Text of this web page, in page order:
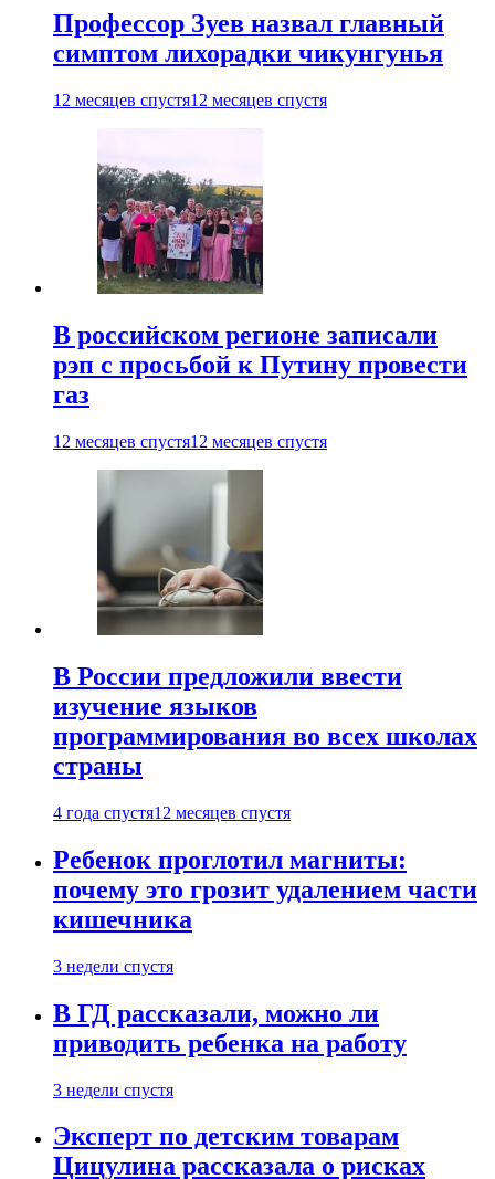
Профессор Зуев назвал главный
симптом лихорадки чикунгунья
12 месяцев спустя12 месяцев спустя
В российском регионе записали
рэп с просьбой к Путину провести
газ
12 месяцев спустя12 месяцев спустя
В России предложили ввести
изучение языков
программирования во всех школах
страны
4 года спустя12 месяцев спустя
Ребенок проглотил магниты:
почему это грозит удалением части
кишечника
3 недели спустя
В ГД рассказали, можно ли
приводить ребенка на работу
3 недели спустя
Эксперт по детским товарам
Цицулина рассказала о рисках